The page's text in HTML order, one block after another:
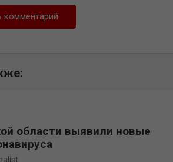
области выявили новые